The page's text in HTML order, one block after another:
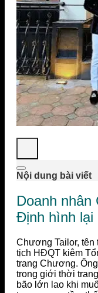
Nội dung bài viết
Doanh nhân
Định hình lại
Chương Tailor,
tịch HĐQT kiêm
trang Chương.
trong giới thời
bão lớn lao khi